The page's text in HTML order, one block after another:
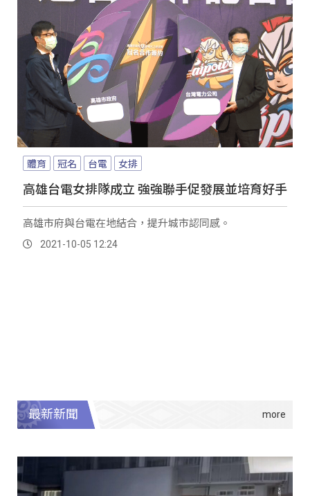
體育 冠名 台電 女排
高雄台電女排隊成立 強強聯手促發展並培育好手
高雄市府與台電在地結合，提升城市認同感。
2021-10-05 12:24
最新新聞